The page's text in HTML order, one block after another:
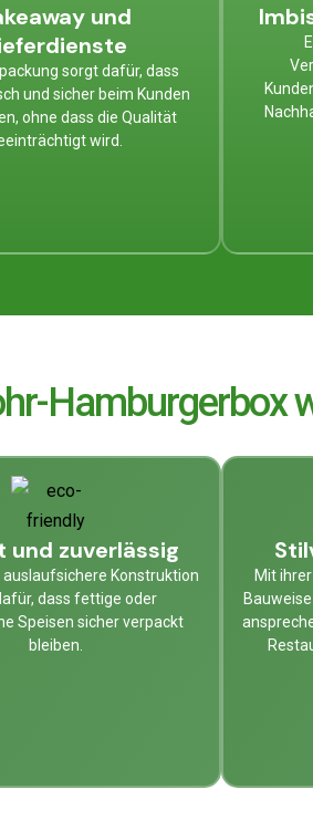
und
sorgt dafür, dass
und sicher beim Kunden
ohne dass die Qualität
wird.
Hamburgerbox
und zuverlässig
auslaufsichere Konstruktion
dass fettige oder
Speisen sicher verpackt
bleiben.
Mit